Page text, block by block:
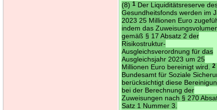
(8)1 Der Liquiditätsreserve
Gesundheitsfonds werden im
2023 25 Millionen Euro
indem das
gemäß § 17 Absatz 2 der
Risikostruktur-
Ausgleichsverordnung für das
Ausgleichsjahr 2023 um 25
Millionen Euro bereinigt wird.2
Bundesamt für Soziale
berücksichtigt diese
bei der Berechnung der
Zuweisungen nach § 270
Satz 1 Nummer 3.